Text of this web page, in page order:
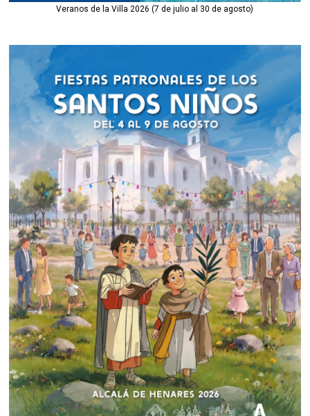
Veranos de la Villa 2026 (7 de julio al 30 de agosto)